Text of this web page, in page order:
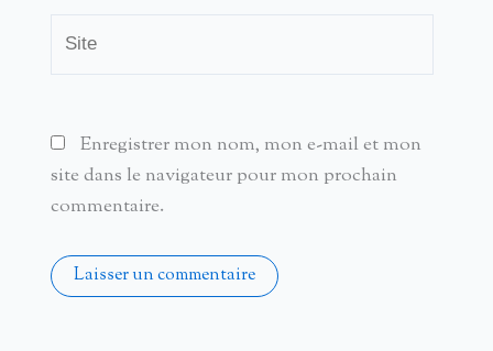
Enregistrer mon nom, mon e-mail et mon
site dans le navigateur pour mon prochain
commentaire.